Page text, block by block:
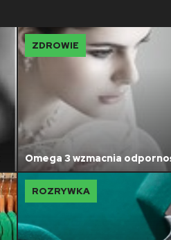
ZDROWIE
Omega 3 wzmacnia
ROZRYWKA